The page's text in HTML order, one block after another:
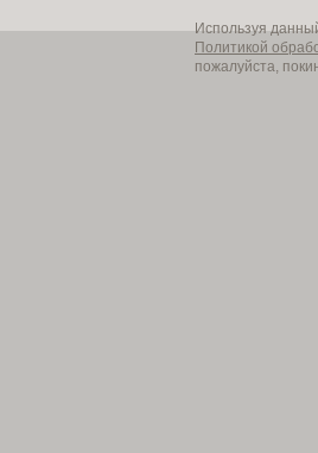
Используя
Политикой
пожалуйста,